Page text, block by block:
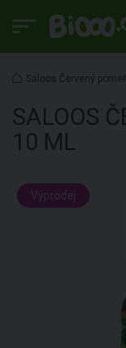
Saloos Červený
SALOOS
10 ML
Výprodej